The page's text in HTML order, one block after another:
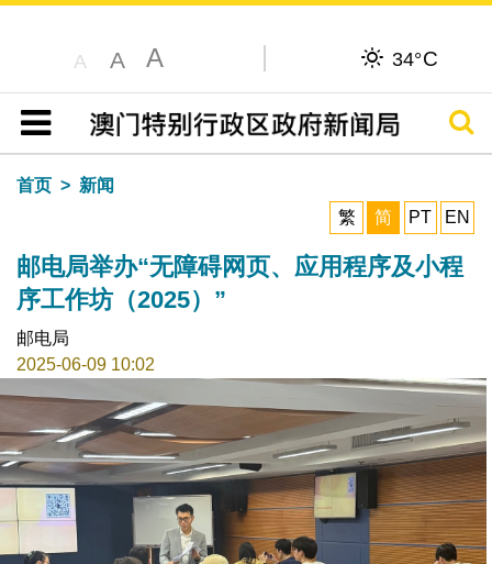
A A A 34°C
目录
搜寻
首页
新闻
繁
简 PT EN
邮电局举办“无障碍网页、应用程序及小程
序工作坊（2025）”
邮电局
2025-06-09 10:02